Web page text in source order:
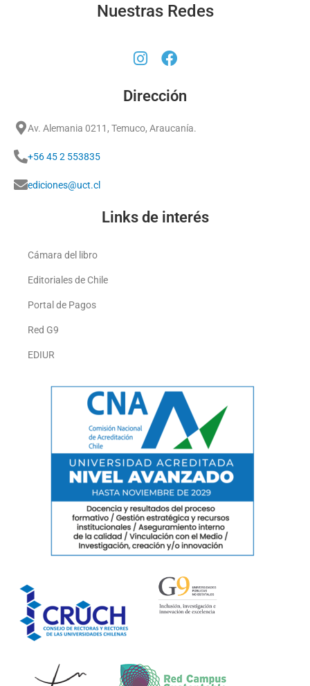
Nuestras Redes
Dirección
Av. Alemania 0211, Temuco, Araucanía.
+56 45 2 553835
ediciones@uct.cl
Links de interés
Cámara del libro
Editoriales de Chile
Portal de Pagos
Red G9
EDIUR